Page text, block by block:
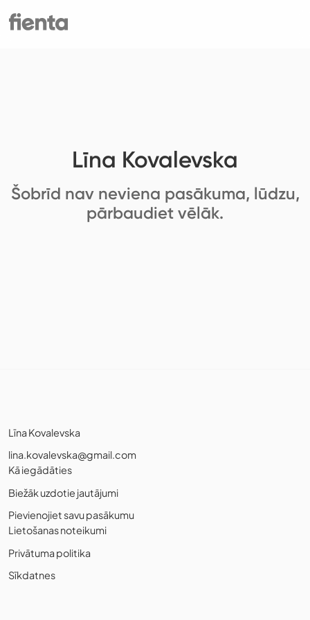
Līna Kovalevska
Šobrīd nav neviena pasākuma, lūdzu,
pārbaudiet vēlāk.
Līna Kovalevska
lina.kovalevska@gmail.com
Kā iegādāties
Biežāk uzdotie jautājumi
Pievienojiet savu pasākumu
Lietošanas noteikumi
Privātuma politika
Sīkdatnes